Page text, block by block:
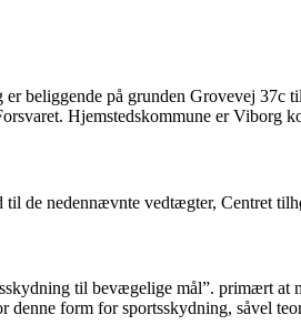
beliggende på grunden Grovevej
Hjemstedskommune er Viborg
de nedennævnte vedtægter, Centret
til bevægelige mål”. primært
form for sportsskydning, såvel